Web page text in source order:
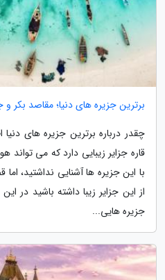
برترین جزیره های دنیا؛ مقاصد بکر و
چقدر درباره برترین جزیره های
قاره جزایر زیبایی دارد که می تواند
با این جزیره ها آشنایی نداشتید،
از این جزایر زیبا داشته باشید در
جزیره هایی...